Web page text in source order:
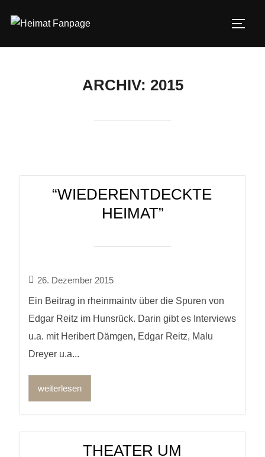
Inhalt
ARCHIV: 2015
“WIEDERENTDECKTE
HEIMAT”
26. Dezember 2015
Ein Beitrag in rheinmaintv über die Spuren von
Edgar Reitz im Hunsrück. Darin gibt es Interviews
u.a. mit Heribert Dämgen, Edgar Reitz, Malu
Dreyer u.a...
weiterlesen
THEATER UM